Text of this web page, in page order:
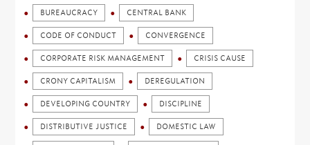
BUREAUCRACY CENTRAL BANK
CODE OF CONDUCT CONVERGENCE
CORPORATE RISK MANAGEMENT CRISIS CAUSE
CRONY CAPITALISM DEREGULATION
DEVELOPING COUNTRY DISCIPLINE
DISTRIBUTIVE JUSTICE DOMESTIC LAW